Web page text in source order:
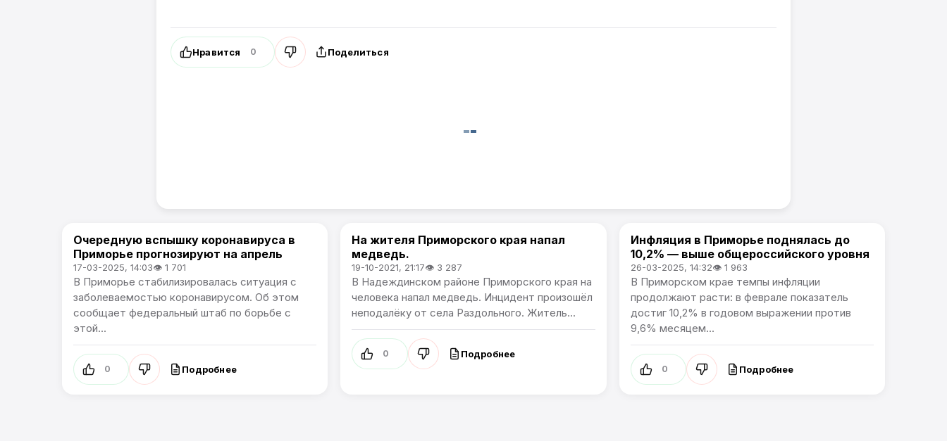
Нравится 0 Поделиться
Новости Приморского края
Очередную вспышку коронавируса в
Приморье прогнозируют на апрель
17-03-2025, 14:03👁 1 701
В Приморье стабилизировалась ситуация с
заболеваемостью коронавирусом. Об этом
сообщает федеральный штаб по борьбе с
этой...
0 Подробнее
Новости Приморского края
На жителя Приморского края напал
медведь.
19-10-2021, 21:17👁 3 287
В Надеждинском районе Приморского края на
человека напал медведь. Инцидент произошёл
неподалёку от села Раздольного. Житель...
0 Подробнее
Новости Приморского края
Инфляция в Приморье поднялась до
10,2% — выше общероссийского уровня
26-03-2025, 14:32👁 1 963
В Приморском крае темпы инфляции
продолжают расти: в феврале показатель
достиг 10,2% в годовом выражении против
9,6% месяцем...
0 Подробнее